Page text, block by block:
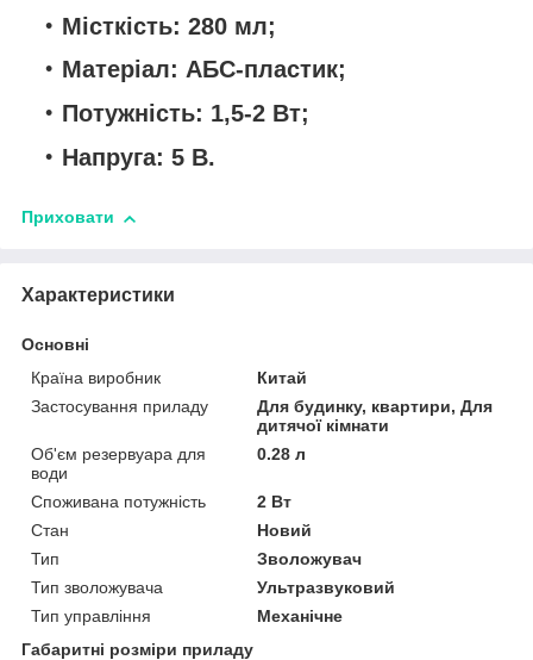
Місткість: 280 мл;
Матеріал: АБС-пластик;
Потужність: 1,5-2 Вт;
Напруга: 5 В.
Приховати
Характеристики
Основні
Країна виробник
Китай
Застосування приладу
Для будинку, квартири, Для
дитячої кімнати
Об'єм резервуара для
води
0.28 л
Споживана потужність
2 Вт
Стан
Новий
Тип
Зволожувач
Тип зволожувача
Ультразвуковий
Тип управління
Механічне
Габаритні розміри приладу